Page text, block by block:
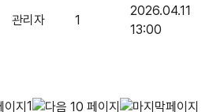
관리자 1
2026.04.11
13:00
1